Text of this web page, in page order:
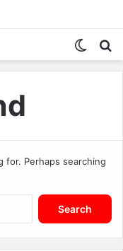
for. Perhaps searching